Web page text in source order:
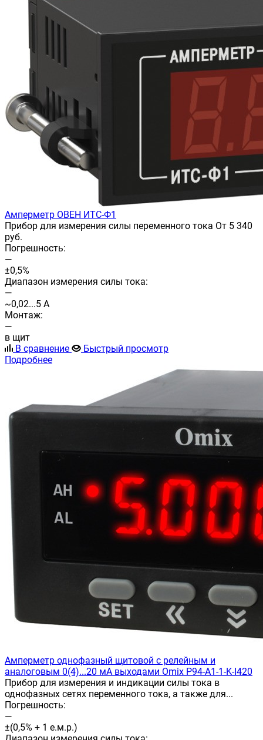
Амперметр ОВЕН ИТС-Ф1
Прибор для измерения силы переменного тока От 5 340
руб.
Погрешность:
—
±0,5%
Диапазон измерения силы тока:
—
~0,02...5 А
Монтаж:
—
в щит
В сравнение
Быстрый просмотр
Подробнее
Амперметр однофазный щитовой с релейным и
аналоговым 0(4)...20 мА выходами Omix P94-A1-1-K-I420
Прибор для измерения и индикации силы тока в
однофазных сетях переменного тока, а также для...
Погрешность:
—
±(0,5% + 1 е.м.р.)